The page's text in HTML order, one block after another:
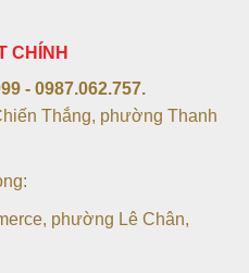
CHÍNH
- 0987.062.757.
Thắng, phường Thanh
phường Lê Chân,